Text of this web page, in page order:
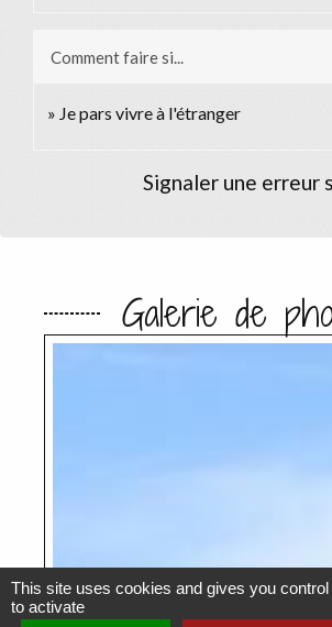
Comment faire si...
Je pars vivre à l'étranger
Signaler une erreur
Galerie de
This site uses cookies and gives you
to activate